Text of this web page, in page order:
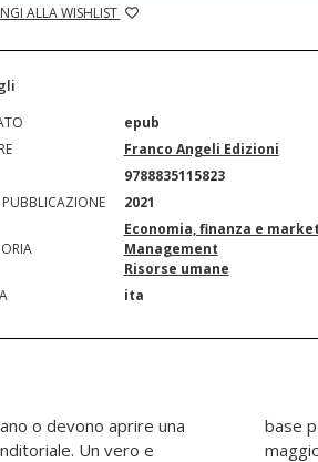
ALLA WISHLIST
epub
Franco Angeli Edizioni
9788835115823
2021
Economia, finanza e
Management
Risorse umane
ita
o devono aprire una
Un vero e
una consapevolezza